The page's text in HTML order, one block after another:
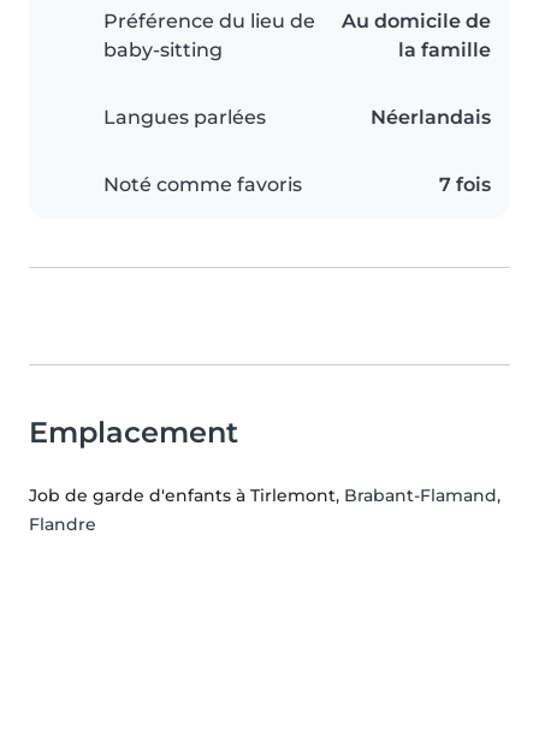
Préférence du lieu de
baby-sitting
Au domicile de
la famille
Langues parlées Néerlandais
Noté comme favoris 7 fois
Emplacement
Job de garde d'enfants à Tirlemont, Brabant-Flamand,
Flandre